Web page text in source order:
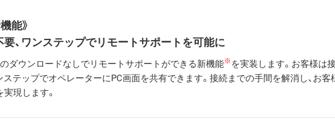
能》
、ワンステップでリモートサポートを可能に
ダウンロードなしでリモートサポートができる新機能※を実装します。お客様は
テップでオペレーターにPC画面を共有できます。接続までの手間を解消し、お客
現します。